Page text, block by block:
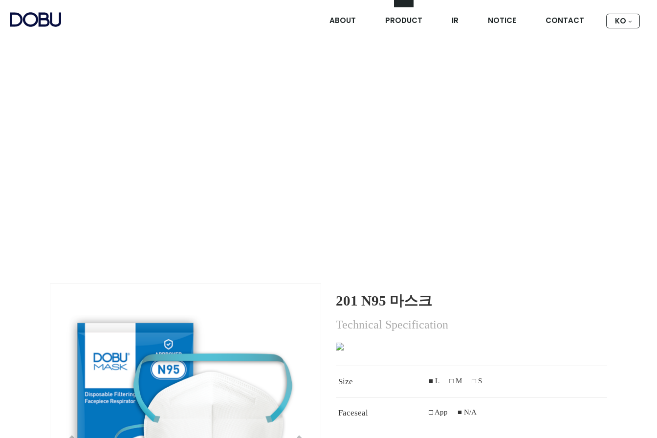
ABOUT PRODUCT IR NOTICE CONTACT KO
201 N95 마스크
Technical Specification
Size ■ L □ M □ S
Faceseal □ App ■ N/A